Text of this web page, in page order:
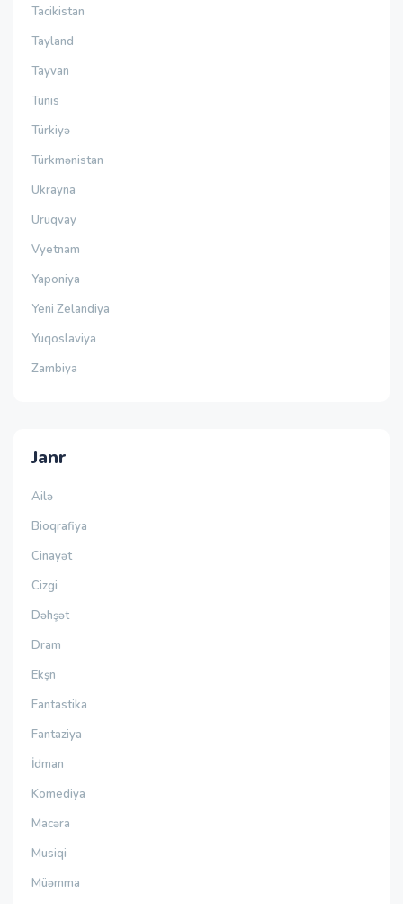
Tacikistan
Tayland
Tayvan
Tunis
Türkiyə
Türkmənistan
Ukrayna
Uruqvay
Vyetnam
Yaponiya
Yeni Zelandiya
Yuqoslaviya
Zambiya
Janr
Ailə
Bioqrafiya
Cinayət
Cizgi
Dəhşət
Dram
Ekşn
Fantastika
Fantaziya
İdman
Komediya
Macəra
Musiqi
Müəmma